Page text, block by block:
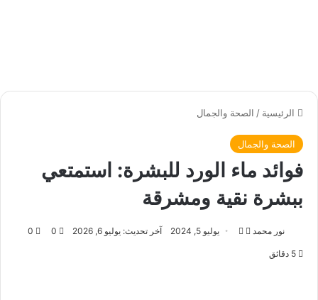
الرئيسية / الصحة والجمال
الصحة والجمال
فوائد ماء الورد للبشرة: استمتعي
ببشرة نقية ومشرقة
نور محمد
ت
يوليو 5, 2024 آخر تحديث: يوليو 6, 2026 0
0